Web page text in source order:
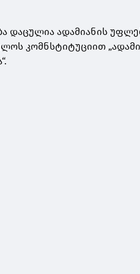
დაცულია ადამიანის
კომნსტიტუციით